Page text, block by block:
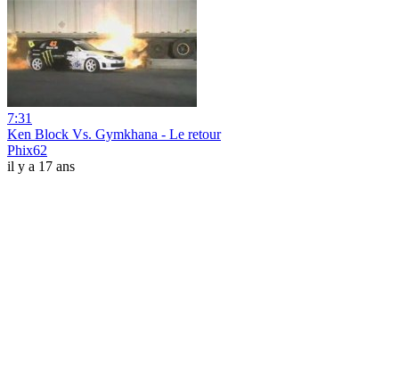
7:31
Ken Block Vs. Gymkhana - Le retour
Phix62
il y a 17 ans